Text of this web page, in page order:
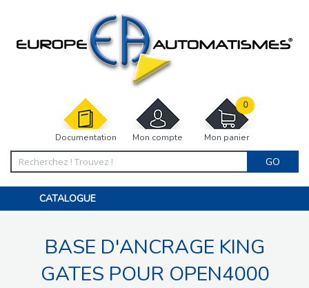
Documentation Mon compte Mon panier
0
GO
CATALOGUE
MOTORISATIONS
ACCESSOIRES ET ELECTRONIQUES
INTERPHONES VISIOPHONES
BASE D'ANCRAGE KING
GATES POUR OPEN4000